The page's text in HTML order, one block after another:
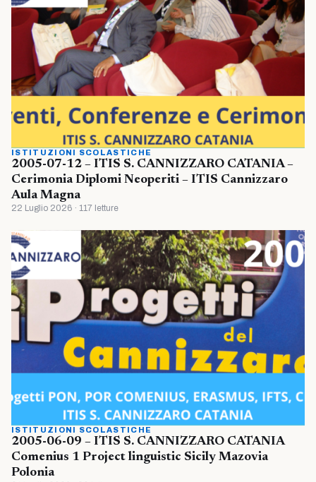
ISTITUZIONI SCOLASTICHE
2005-07-12 – ITIS S. CANNIZZARO CATANIA –
Cerimonia Diplomi Neoperiti – ITIS Cannizzaro
Aula Magna
22 Luglio 2026 · 117 letture
ISTITUZIONI SCOLASTICHE
2005-06-09 – ITIS S. CANNIZZARO CATANIA
Comenius 1 Project linguistic Sicily Mazovia
Polonia